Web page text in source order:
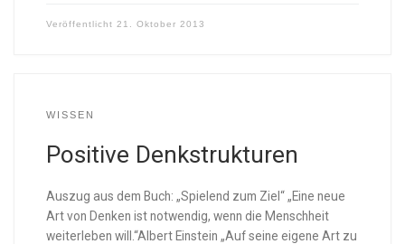
Veröffentlicht 21. Oktober 2013
WISSEN
Positive Denkstrukturen
Auszug aus dem Buch: „Spielend zum Ziel“ „Eine neue
Art von Denken ist notwendig, wenn die Menschheit
weiterleben will.“Albert Einstein „Auf seine eigene Art zu